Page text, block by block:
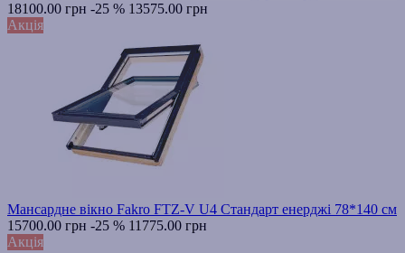
18100.00 грн -25 % 13575.00 грн
Акція
Мансардне вікно Fakro FTZ-V U4 Стандарт енерджі 78*140 см
15700.00 грн -25 % 11775.00 грн
Акція